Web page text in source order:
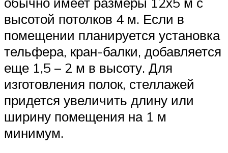
высотой потолков 4 м. Если в
помещении планируется установка
тельфера, кран-балки, добавляется
еще 1,5 – 2 м в высоту. Для
изготовления полок, стеллажей
придется увеличить длину или
ширину помещения на 1 м
минимум.